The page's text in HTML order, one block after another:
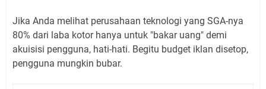
Jika Anda melihat perusahaan teknologi yang SGA-nya
80% dari laba kotor hanya untuk "bakar uang" demi
akuisisi pengguna, hati-hati. Begitu budget iklan disetop,
pengguna mungkin bubar.